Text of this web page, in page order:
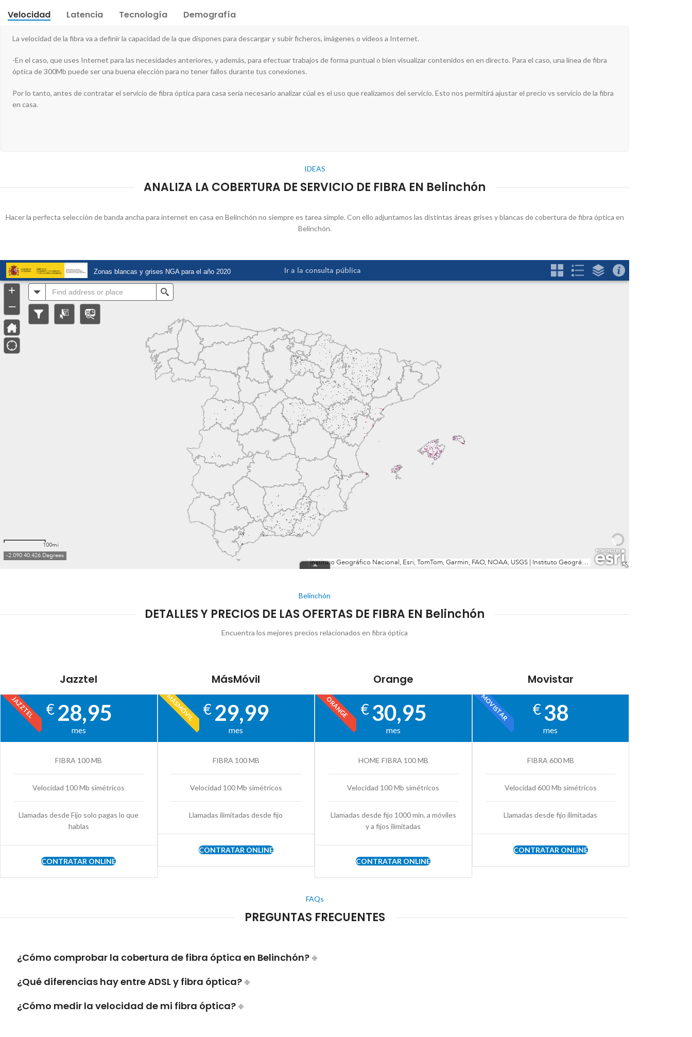
Velocidad Latencia Tecnología Demografía
La velocidad de la fibra va a definir la capacidad de la que dispones para descargar y subir ficheros, imágenes o videos a Internet.
-En el caso, que uses Internet para las necesidades anteriores, y además, para efectuar trabajos de forma puntual o bien visualizar contenidos en en directo. Para el caso, una línea de fibra
óptica de 300Mb puede ser una buena elección para no tener fallos durante tus conexiones.
Por lo tanto, antes de contratar el servicio de fibra óptica para casa sería necesario analizar cúal es el uso que realizamos del servicio. Esto nos permitirá ajustar el precio vs servicio de la fibra
en casa.
IDEAS
ANALIZA LA COBERTURA DE SERVICIO DE FIBRA EN Belinchón
Hacer la perfecta selección de banda ancha para internet en casa en Belinchón no siempre es tarea simple. Con ello adjuntamos las distintas áreas grises y blancas de cobertura de fibra óptica en
Belinchón.
Belinchón
DETALLES Y PRECIOS DE LAS OFERTAS DE FIBRA EN Belinchón
Encuentra los mejores precios relacionados en fibra óptica
Jazztel
JAZZTEL € 28,95
mes
FIBRA 100 MB
Velocidad 100 Mb simétricos
Llamadas desde Fijo solo pagas lo que
hablas
CONTRATAR ONLINE
MásMóvil
MÁSMÓVIL € 29,99
mes
FIBRA 100 MB
Velocidad 100 Mb simétricos
Llamadas ilimitadas desde fijo
CONTRATAR ONLINE
Orange
ORANGE €30,95
mes
HOME FIBRA 100 MB
Velocidad 100 Mb simétricos
Llamadas desde fijo 1000 min. a móviles
y a fijos ilimitadas
CONTRATAR ONLINE
Movistar
MOVISTAR €38
mes
FIBRA 600 MB
Velocidad 600 Mb simétricos
Llamadas desde fijo ilimitadas
CONTRATAR ONLINE
FAQs
PREGUNTAS FRECUENTES
¿Cómo comprobar la cobertura de fibra óptica en Belinchón?
¿Qué diferencias hay entre ADSL y fibra óptica?
¿Cómo medir la velocidad de mi fibra óptica?